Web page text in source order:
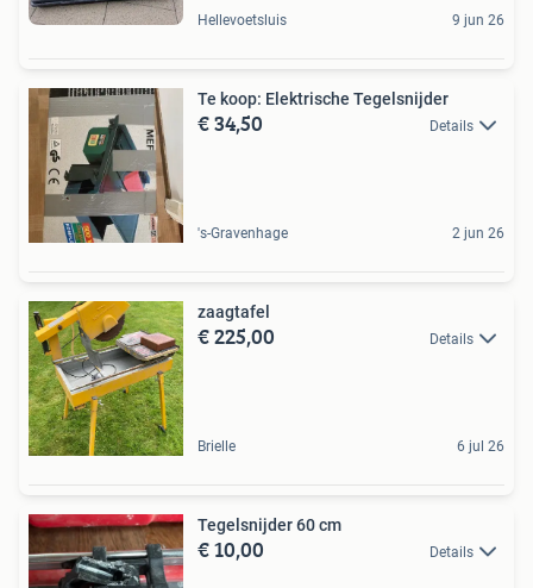
Hellevoetsluis 9 jun 26
Te koop: Elektrische Tegelsnijder
€ 34,50 Details
's-Gravenhage 2 jun 26
zaagtafel
€ 225,00 Details
Brielle 6 jul 26
Tegelsnijder 60 cm
€ 10,00 Details